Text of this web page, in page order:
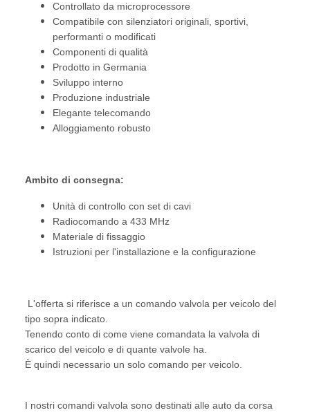
Controllato da microprocessore
Compatibile con silenziatori originali, sportivi,
performanti o modificati
Componenti di qualità
Prodotto in Germania
Sviluppo interno
Produzione industriale
Elegante telecomando
Alloggiamento robusto
Ambito di consegna:
Unità di controllo con set di cavi
Radiocomando a 433 MHz
Materiale di fissaggio
Istruzioni per l'installazione e la configurazione
L'offerta si riferisce a un comando valvola per veicolo del
tipo sopra indicato.
Tenendo conto di come viene comandata la valvola di
scarico del veicolo e di quante valvole ha.
È quindi necessario un solo comando per veicolo.
I nostri comandi valvola sono destinati alle auto da corsa